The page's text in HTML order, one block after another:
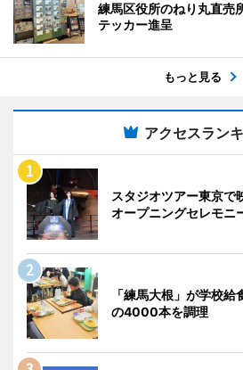
練馬区役所のねり丸直
テッカー進呈
もっと見る
アクセスラン
スタジオツアー東京
オープニングセレモニ
「練馬大根」が学校
の4000本を調理